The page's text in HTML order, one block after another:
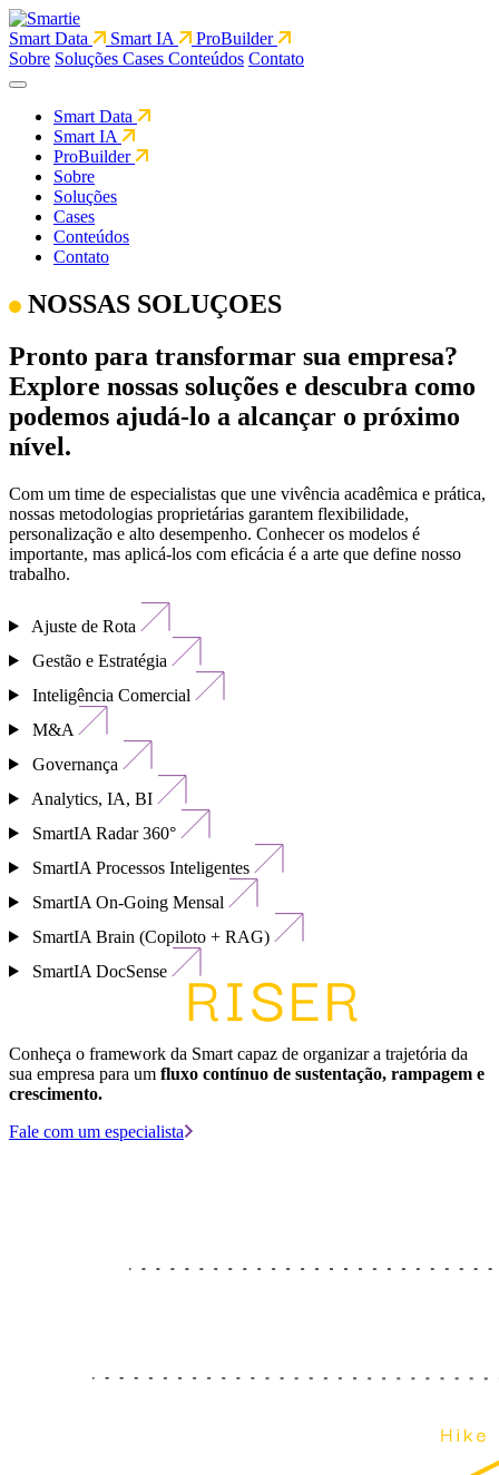
Smart Data Smart IA
ProBuilder
Sobre Soluções Cases Conteúdos Contato
Smart Data
Smart IA
ProBuilder
Sobre
Soluções
Cases
Conteúdos
Contato
NOSSAS SOLUÇOES
Pronto para transformar sua empresa?
Explore nossas soluções e descubra como
podemos ajudá-lo a alcançar o próximo
nível.
Com um time de especialistas que une vivência acadêmica e prática,
nossas metodologias proprietárias garantem flexibilidade,
personalização e alto desempenho. Conhecer os modelos é
importante, mas aplicá-los com eficácia é a arte que define nosso
trabalho.
Ajuste de Rota
Gestão e Estratégia
Inteligência Comercial
M&A
Governança
Analytics, IA, BI
SmartIA Radar 360°
SmartIA Processos Inteligentes
SmartIA On-Going Mensal
SmartIA Brain (Copiloto + RAG)
SmartIA DocSense
Conheça o framework da Smart capaz de organizar a trajetória da
sua empresa para um fluxo contínuo de sustentação, rampagem e
crescimento.
Fale com um especialista